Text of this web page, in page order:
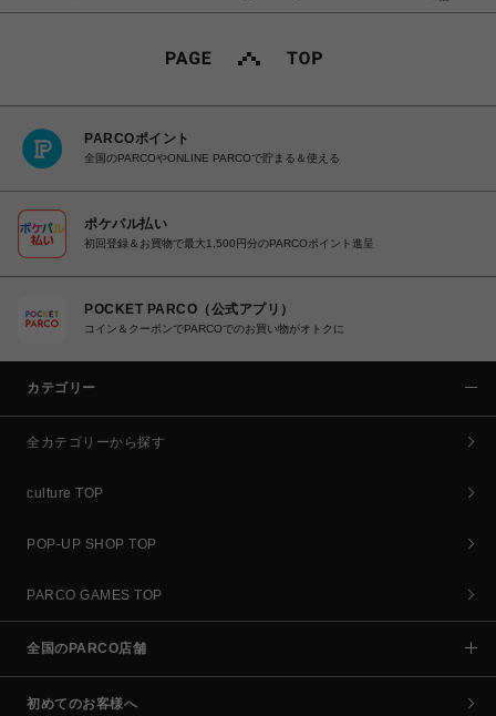
PARCOポイント
全国のPARCOやONLINE PARCOで貯まる＆使える
ポケパル払い
初回登録＆お買物で最大1,500円分のPARCOポイント進呈
POCKET PARCO（公式アプリ）
コイン＆クーポンでPARCOでのお買い物がオトクに
カテゴリー
全カテゴリーから探す
culture TOP
POP-UP SHOP TOP
PARCO GAMES TOP
全国のPARCO店舗
初めてのお客様へ